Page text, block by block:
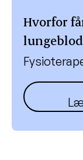
Hvorfor
Læs